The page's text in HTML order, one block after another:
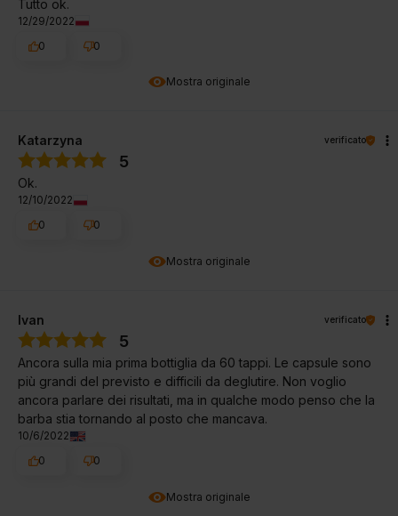
Mostra originale
Tutto ok.
12/29/2022
0
0
Mostra originale
Katarzyna verificato
5
Ok.
12/10/2022
0
0
Mostra originale
Ivan verificato
5
Ancora sulla mia prima bottiglia da 60 tappi. Le capsule sono
più grandi del previsto e difficili da deglutire. Non voglio
ancora parlare dei risultati, ma in qualche modo penso che la
barba stia tornando al posto che mancava.
10/6/2022
0
0